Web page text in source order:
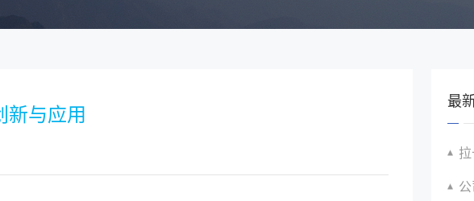
新与应用
最
拉
公